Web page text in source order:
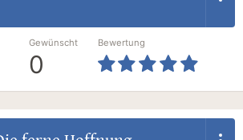
Gewünscht
0
Bewertung